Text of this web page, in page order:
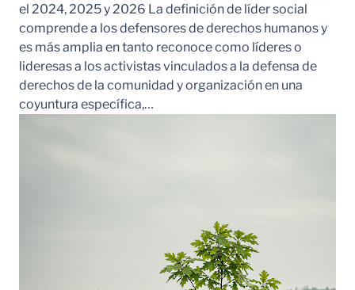
el 2024, 2025 y 2026 La definición de líder social
comprende a los defensores de derechos humanos y
es más amplia en tanto reconoce como líderes o
lideresas a los activistas vinculados a la defensa de
derechos de la comunidad y organización en una
coyuntura específica,…